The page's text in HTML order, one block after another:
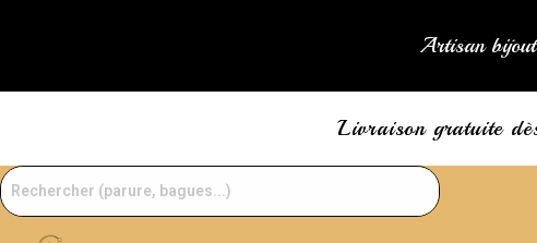
Artisan
Livraison gratuite